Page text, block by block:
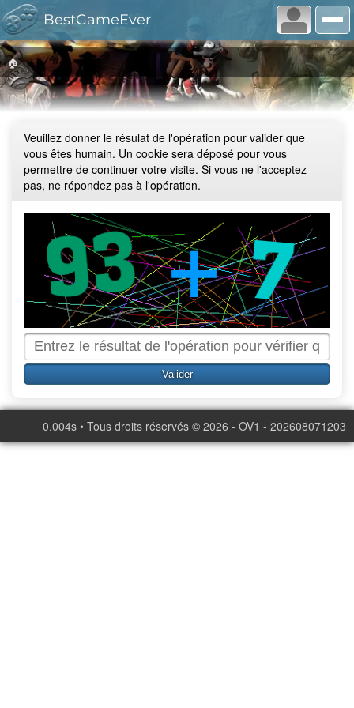
BestGameEver
🏠
Veuillez donner le résulat de l'opération pour valider que
vous êtes humain. Un cookie sera déposé pour vous
permettre de continuer votre visite. Si vous ne l'acceptez
pas, ne répondez pas à l'opération.
0.004s • Tous droits réservés © 2026 - OV1 - 202608071203